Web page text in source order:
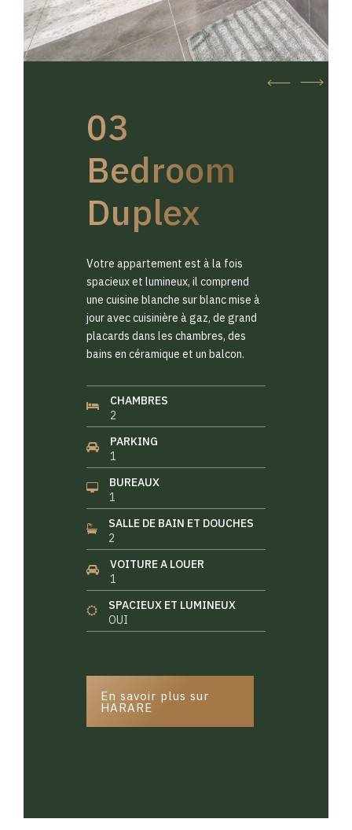
03
Bedroom
Duplex
Votre appartement est à la fois
spacieux et lumineux, il comprend
une cuisine blanche sur blanc mise à
jour avec cuisinière à gaz, de grand
placards dans les chambres, des
bains en céramique et un balcon.
CHAMBRES
2
PARKING
1
BUREAUX
1
SALLE DE BAIN ET DOUCHES
2
VOITURE A LOUER
1
SPACIEUX ET LUMINEUX
OUI
En savoir plus sur
HARARE